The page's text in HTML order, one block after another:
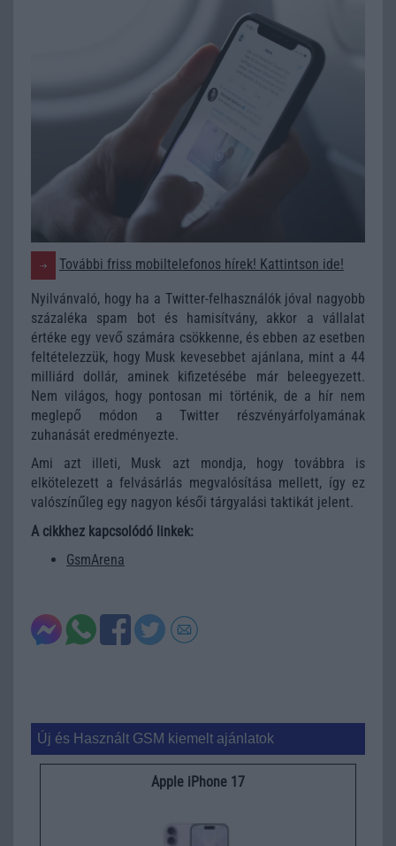
További friss mobiltelefonos hírek! Kattintson ide!
Nyilvánvaló, hogy ha a Twitter-felhasználók jóval nagyobb
százaléka spam bot és hamisítvány, akkor a vállalat
értéke egy vevő számára csökkenne, és ebben az esetben
feltételezzük, hogy Musk kevesebbet ajánlana, mint a 44
milliárd dollár, aminek kifizetésébe már beleegyezett.
Nem világos, hogy pontosan mi történik, de a hír nem
meglepő módon a Twitter részvényárfolyamának
zuhanását eredményezte.
Ami azt illeti, Musk azt mondja, hogy továbbra is
elkötelezett a felvásárlás megvalósítása mellett, így ez
valószínűleg egy nagyon késői tárgyalási taktikát jelent.
A cikkhez kapcsolódó linkek:
GsmArena
Új és Használt GSM kiemelt ajánlatok
Apple iPhone 17